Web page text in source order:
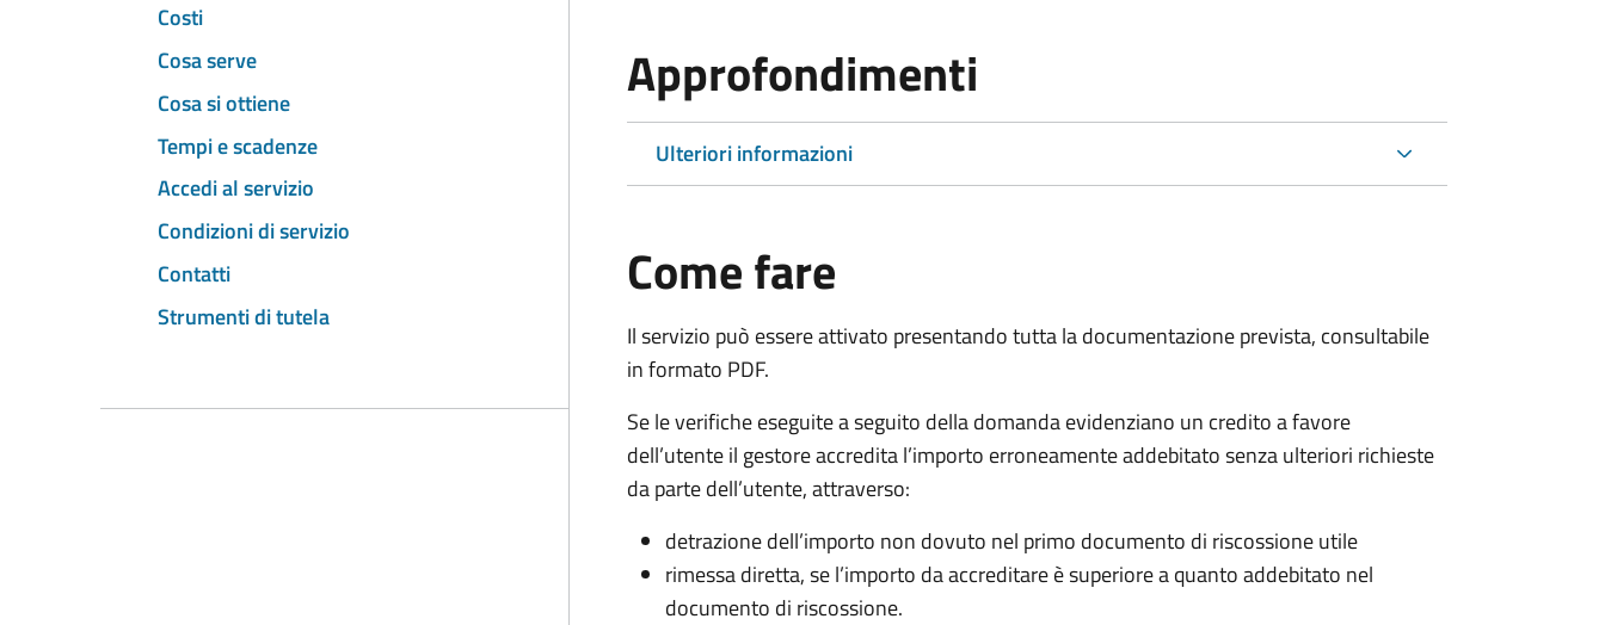
Costi
Cosa serve
Cosa si ottiene
Tempi e scadenze
Accedi al servizio
Condizioni di servizio
Contatti
Strumenti di tutela
Approfondimenti
Ulteriori informazioni
Come fare
Il servizio può essere attivato presentando tutta la documentazione prevista, consultabile
in formato PDF.
Se le verifiche eseguite a seguito della domanda evidenziano un credito a favore
dell’utente il gestore accredita l’importo erroneamente addebitato senza ulteriori richieste
da parte dell’utente, attraverso:
detrazione dell’importo non dovuto nel primo documento di riscossione utile
rimessa diretta, se l’importo da accreditare è superiore a quanto addebitato nel
documento di riscossione.